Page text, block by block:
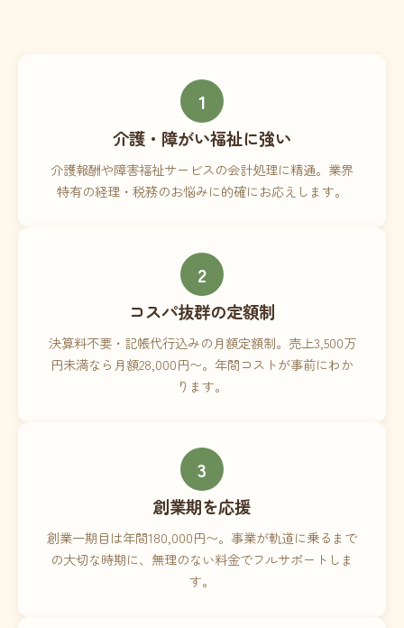
1
介護・障がい福祉に強い
介護報酬や障害福祉サービスの会計処理に精通。業界
特有の経理・税務のお悩みに的確にお応えします。
2
コスパ抜群の定額制
決算料不要・記帳代行込みの月額定額制。売上3,500万
円未満なら月額28,000円〜。年間コストが事前にわか
ります。
3
創業期を応援
創業一期目は年間180,000円〜。事業が軌道に乗るまで
の大切な時期に、無理のない料金でフルサポートしま
す。